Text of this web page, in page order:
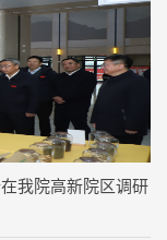
我院高新院区调研